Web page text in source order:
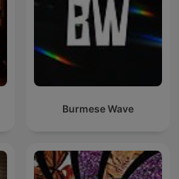
Burmese Wave